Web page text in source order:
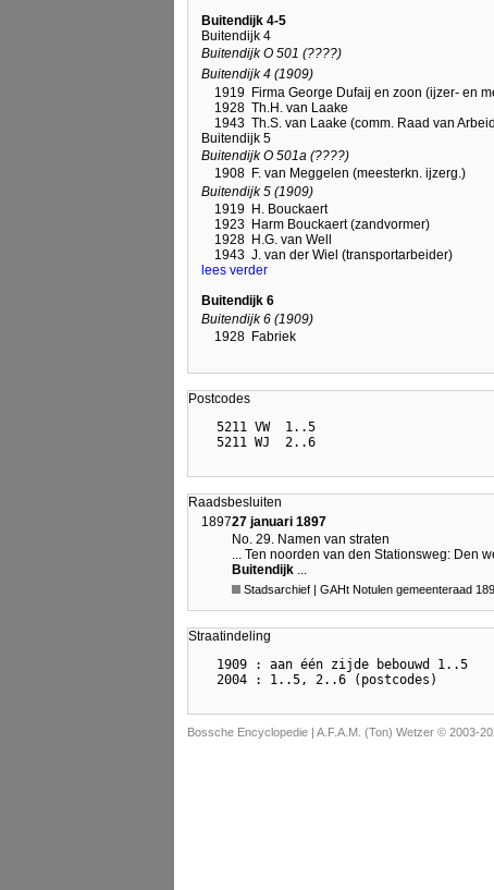
Buitendijk 4-5
Buitendijk 4
Buitendijk O 501 (????)
Buitendijk 4 (1909)
1919 Firma George Dufaij en zoon (ijzer- en
1928 Th.H. van Laake
1943 Th.S. van Laake (comm. Raad van
Buitendijk 5
Buitendijk O 501a (????)
1908 F. van Meggelen (meesterkn. ijzerg.)
Buitendijk 5 (1909)
1919 H. Bouckaert
1923 Harm Bouckaert (zandvormer)
1928 H.G. van Well
1943 J. van der Wiel (transportarbeider)
lees verder
Buitendijk 6
Buitendijk 6 (1909)
1928 Fabriek
Postcodes
  5211 VW  1..5
Raadsbesluiten
189727 januari 1897
No. 29. Namen van straten
... Ten noorden van den Stationsweg: Den
Buitendijk ...
Stadsarchief | GAHt Notulen gemeenteraad
Straatindeling
  1909 : aan één zijde bebouwd 1..5
Bossche Encyclopedie | A.F.A.M. (Ton) Wetzer © 2003-